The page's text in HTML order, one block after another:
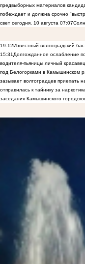
предвыборных материалов
побеждает и должна срочно
свет сегодня, 10 августа 07:07
19:12Известный волгоградский
15:31Долгожданное ослабление
водителя-пьяницы личный
под Белогорками в Камышинском
зазывает волгоградцев приехать
отправилась к тайнику за
заседания Камышинского